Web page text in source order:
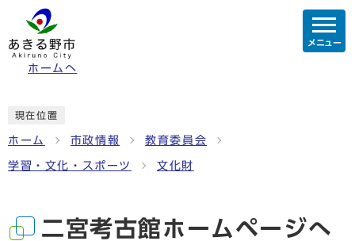
ホームへ
メニュー
現在位置
ホーム 市政情報 教育委員会
学習・文化・スポーツ 文化財
二宮考古館ホームページへ